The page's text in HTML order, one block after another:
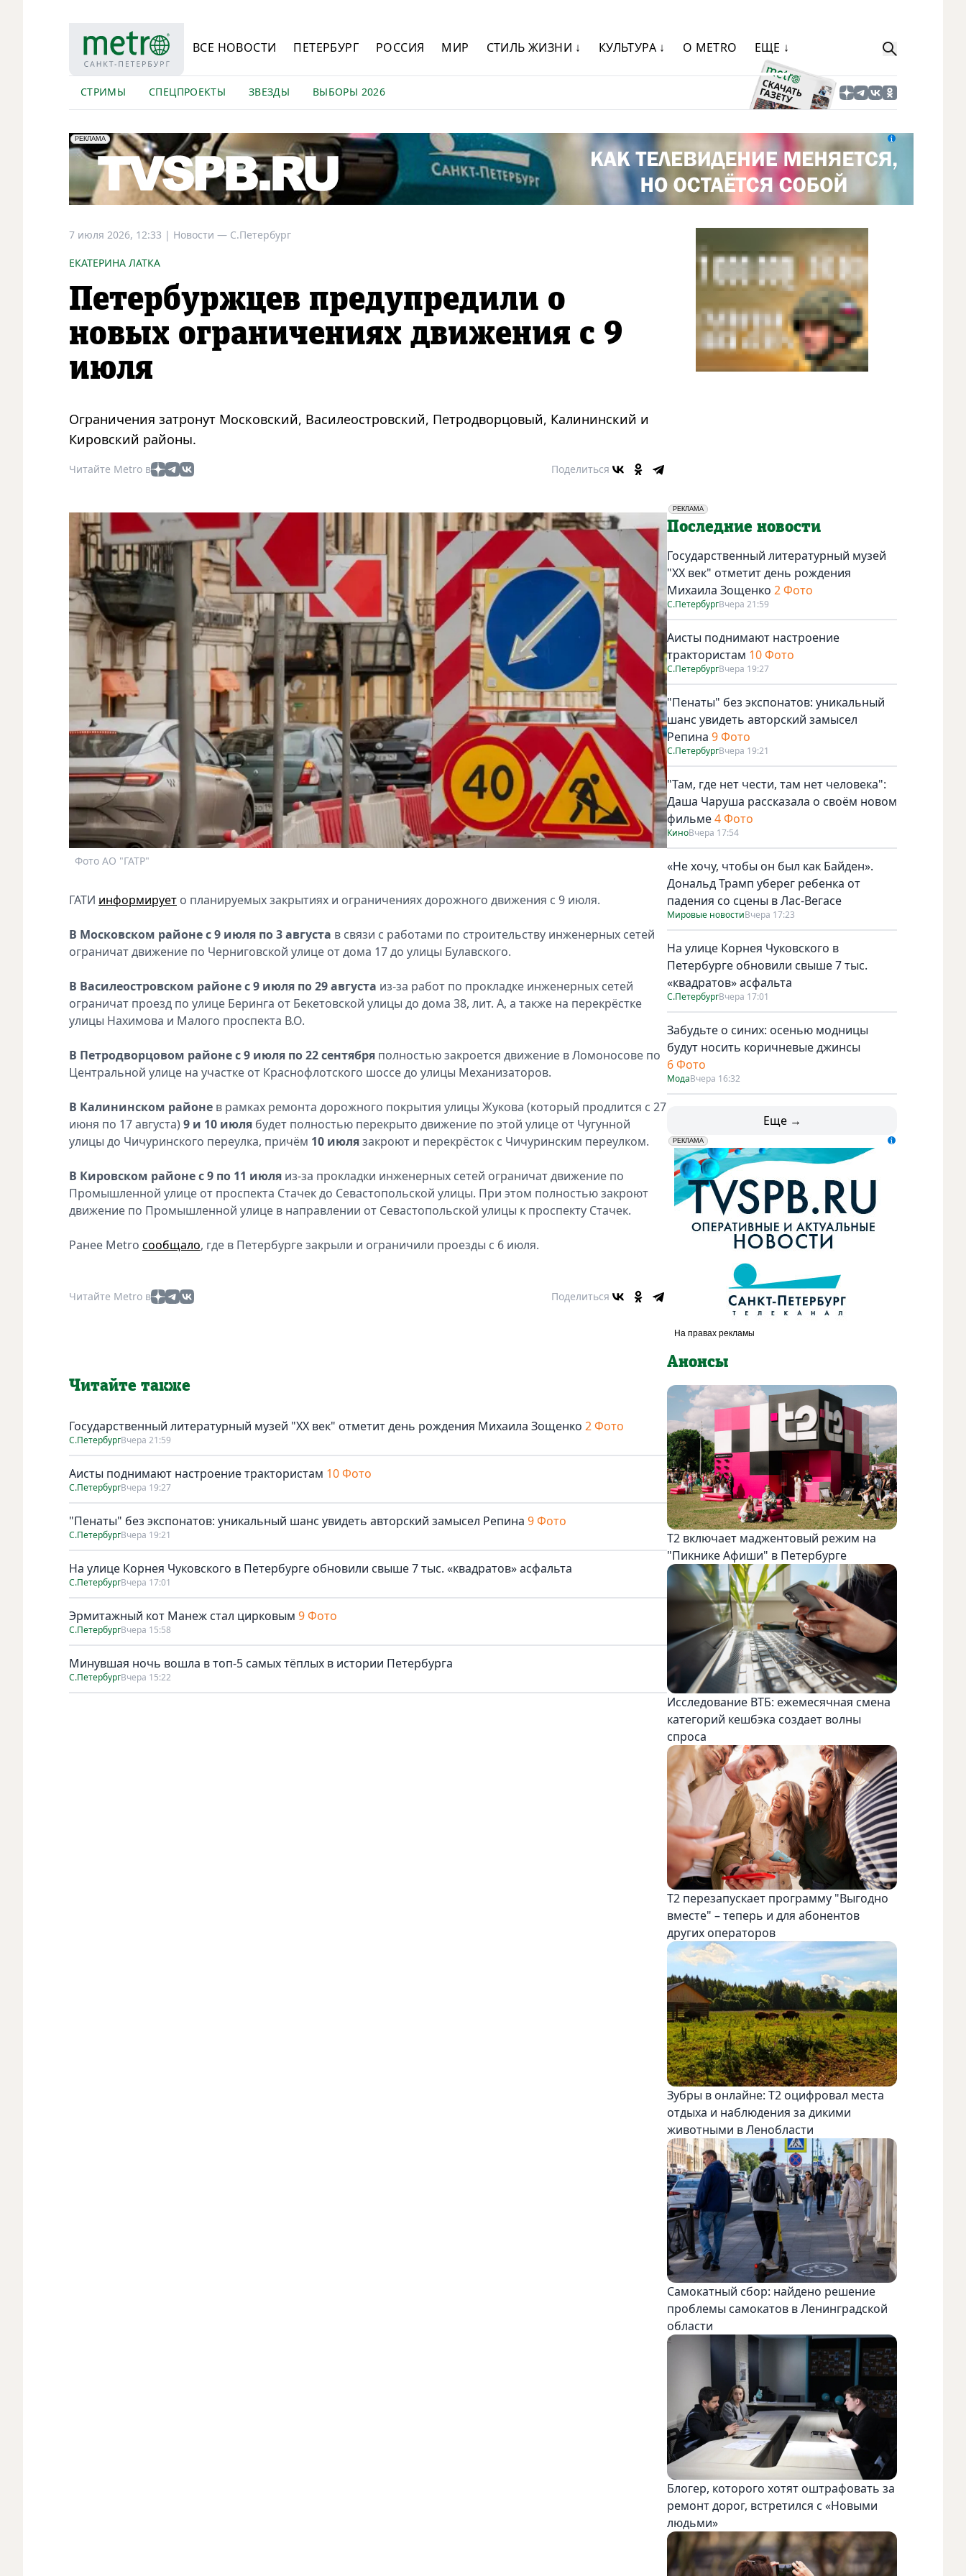
ВСЕ НОВОСТИ ПЕТЕРБУРГ РОССИЯ МИР СТИЛЬ ЖИЗНИ ↓ КУЛЬТУРА ↓ О METRO ЕЩЕ ↓
СТРИМЫ СПЕЦПРОЕКТЫ ЗВЕЗДЫ ВЫБОРЫ 2026
erid: LdtCK5Efv
РЕКЛАМА
АО "ГАТР", ИНН: 7841320717
7 июля 2026, 12:33 | Новости — С.Петербург
ЕКАТЕРИНА ЛАТКА
Петербуржцев предупредили о
новых ограничениях движения с 9
июля
Ограничения затронут Московский, Василеостровский, Петродворцовый, Калининский и
Кировский районы.
Читайте Metro в Поделиться
Фото АО "ГАТР"
ГАТИ информирует о планируемых закрытиях и ограничениях дорожного движения с 9 июля.
В Московском районе с 9 июля по 3 августа в связи с работами по строительству инженерных сетей
ограничат движение по Черниговской улице от дома 17 до улицы Булавского.
В Василеостровском районе с 9 июля по 29 августа из-за работ по прокладке инженерных сетей
ограничат проезд по улице Беринга от Бекетовской улицы до дома 38, лит. А, а также на перекрёстке
улицы Нахимова и Малого проспекта В.О.
В Петродворцовом районе с 9 июля по 22 сентября полностью закроется движение в Ломоносове по
Центральной улице на участке от Краснофлотского шоссе до улицы Механизаторов.
В Калининском районе в рамках ремонта дорожного покрытия улицы Жукова (который продлится с 27
июня по 17 августа)9 и 10 июля будет полностью перекрыто движение по этой улице от Чугунной
улицы до Чичуринского переулка, причём 10 июлязакроют и перекрёсток с Чичуринским переулком.
В Кировском районе с 9 по 11 июля из-за прокладки инженерных сетей ограничат движение по
Промышленной улице от проспекта Стачек до Севастопольской улицы. При этом полностью закроют
движение по Промышленной улице в направлении от Севастопольской улицы к проспекту Стачек.
Ранее Metro сообщало, где в Петербурге закрыли и ограничили проезды с 6 июля.
Читайте Metro в Поделиться
Читайте также
Государственный литературный музей "ХХ век" отметит день рождения Михаила Зощенко 2 Фото
С.ПетербургВчера 21:59
Аисты поднимают настроение трактористам 10 Фото
С.ПетербургВчера 19:27
"Пенаты" без экспонатов: уникальный шанс увидеть авторский замысел Репина 9 Фото
С.ПетербургВчера 19:21
На улице Корнея Чуковского в Петербурге обновили свыше 7 тыс. «квадратов» асфальта
С.ПетербургВчера 17:01
Эрмитажный кот Манеж стал цирковым 9 Фото
С.ПетербургВчера 15:58
Минувшая ночь вошла в топ-5 самых тёплых в истории Петербурга
С.ПетербургВчера 15:22
РЕКЛАМА
Социальная реклама
Последние новости
Государственный литературный музей
"ХХ век" отметит день рождения
Михаила Зощенко 2 Фото
С.ПетербургВчера 21:59
Аисты поднимают настроение
трактористам 10 Фото
С.ПетербургВчера 19:27
"Пенаты" без экспонатов: уникальный
шанс увидеть авторский замысел
Репина 9 Фото
С.ПетербургВчера 19:21
"Там, где нет чести, там нет человека":
Даша Чаруша рассказала о своём новом
фильме4 Фото
КиноВчера 17:54
«Не хочу, чтобы он был как Байден».
Дональд Трамп уберег ребенка от
падения со сцены в Лас-Вегасе
Мировые новостиВчера 17:23
На улице Корнея Чуковского в
Петербурге обновили свыше 7 тыс.
«квадратов» асфальта
С.ПетербургВчера 17:01
Забудьте о синих: осенью модницы
будут носить коричневые джинсы
6 Фото
МодаВчера 16:32
Еще →
erid: LdtCK5udn
РЕКЛАМА
АО "ГАТР", ИНН: 7841320717
Анонсы
Т2 включает маджентовый режим на
"Пикнике Афиши" в Петербурге
Исследование ВТБ: ежемесячная смена
категорий кешбэка создает волны
спроса
Т2 перезапускает программу "Выгодно
вместе" – теперь и для абонентов
других операторов
Зубры в онлайне: Т2 оцифровал места
отдыха и наблюдения за дикими
животными в Ленобласти
Самокатный сбор: найдено решение
проблемы самокатов в Ленинградской
области
Блогер, которого хотят оштрафовать за
ремонт дорог, встретился с «Новыми
людьми»